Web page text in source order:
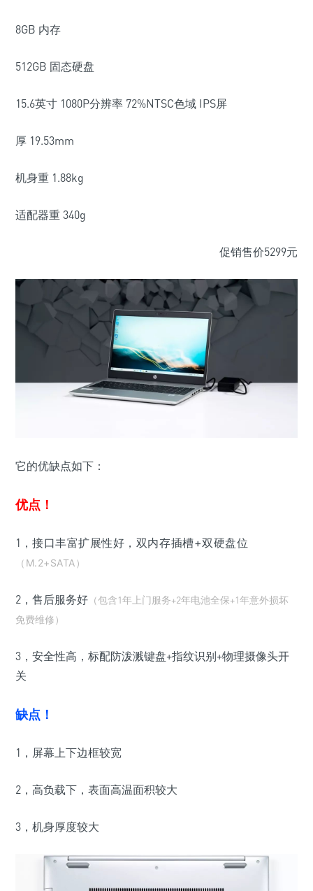
8GB 内存
512GB 固态硬盘
15.6英寸 1080P分辨率 72%NTSC色域 IPS屏
厚 19.53mm
机身重 1.88kg
适配器重 340g
促销售价5299元
它的优缺点如下：
优点！
1， 接口丰富扩展性好，双内存插槽+双硬盘位
（M.2+SATA）
2，售后服务好 （包含1年上门服务+2年电池全保+1年意外损坏
免费维修）
3，安全性高， 标配防泼溅键盘+指纹识别+物理摄像头开
关
缺点！
1， 屏幕上下边框较宽
2， 高负载下，表面高温面积较大
3，机身厚度较大